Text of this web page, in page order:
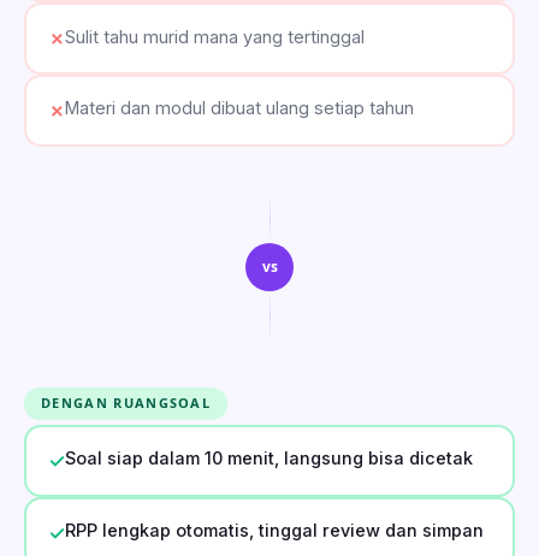
✗Sulit tahu murid mana yang tertinggal
✗Materi dan modul dibuat ulang setiap tahun
vs
DENGAN RUANGSOAL
✓Soal siap dalam 10 menit, langsung bisa dicetak
✓RPP lengkap otomatis, tinggal review dan simpan